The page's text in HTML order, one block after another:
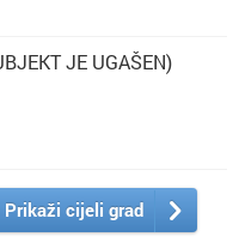
JE UGAŠEN)
Prikaži cijeli grad